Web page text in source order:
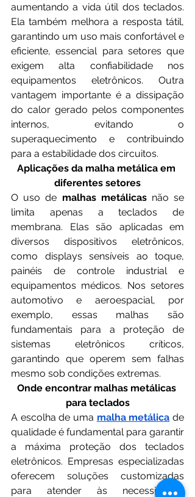
aumentando a vida útil dos teclados.
Ela também melhora a resposta tátil,
garantindo um uso mais confortável e
eficiente, essencial para setores que
exigem alta confiabilidade nos
equipamentos eletrônicos. Outra
vantagem importante é a dissipação
do calor gerado pelos componentes
internos, evitando o
superaquecimento e contribuindo
para a estabilidade dos circuitos.
Aplicações da malha metálica em
diferentes setores
O uso de malhas metálicas não se
limita apenas a teclados de
membrana. Elas são aplicadas em
diversos dispositivos eletrônicos,
como displays sensíveis ao toque,
painéis de controle industrial e
equipamentos médicos. Nos setores
automotivo e aeroespacial, por
exemplo, essas malhas são
fundamentais para a proteção de
sistemas eletrônicos críticos,
garantindo que operem sem falhas
mesmo sob condições extremas.
Onde encontrar malhas metálicas
para teclados
A escolha de uma malha metálica de
qualidade é fundamental para garantir
a máxima proteção dos teclados
eletrônicos. Empresas especializadas
oferecem soluções customizadas
para atender às necessidades